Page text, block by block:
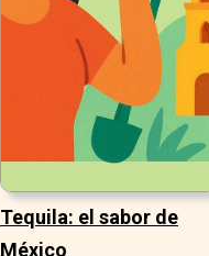
Tequila: el sabor de
México